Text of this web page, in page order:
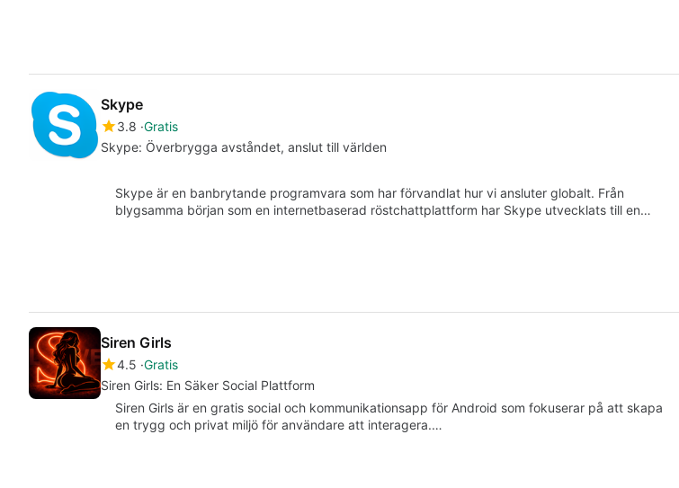
Skype
3.8 Gratis
Skype: Överbrygga avståndet, anslut till världen
Skype är en banbrytande programvara som har förvandlat hur vi ansluter globalt. Från
blygsamma början som en internetbaserad röstchattplattform har Skype utvecklats till en…
Siren Girls
4.5 Gratis
Siren Girls: En Säker Social Plattform
Siren Girls är en gratis social och kommunikationsapp för Android som fokuserar på att skapa
en trygg och privat miljö för användare att interagera.…